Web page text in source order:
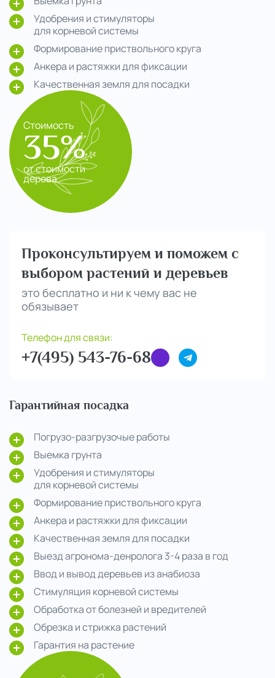
Удобрения и стимуляторы
для корневой системы
Формирование приствольного круга
Анкера и растяжки для фиксации
Качественная земля для посадки
Стоимость
35%
от стоимости
дерева
Проконсультируем и поможем с
выбором растений и деревьев
это бесплатно и ни к чему вас не
обязывает
Телефон для связи:
+7(495) 543-76-68
Гарантийная посадка
Погрузо-разгрузочые работы
Выемка грунта
Удобрения и стимуляторы
для корневой системы
Формирование приствольного круга
Анкера и растяжки для фиксации
Качественная земля для посадки
Выезд агронома-денролога 3-4 раза в год
Ввод и вывод деревьев из анабиоза
Стимуляция корневой системы
Обработка от болезней и вредителей
Обрезка и стрижка растений
Гарантия на растение